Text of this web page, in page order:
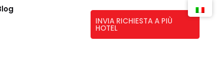
INVIA RICHIESTA A PIÙ
HOTEL